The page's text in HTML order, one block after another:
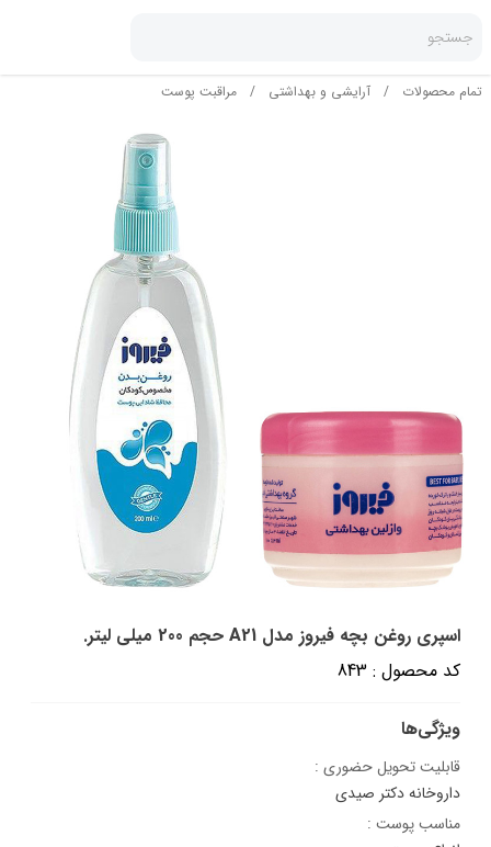
جستجو
تمام محصولات / آرایشی و بهداشتی / مراقبت پوست
اسپری روغن بچه فیروز مدل A21 حجم 200 میلی لیتر.
کد محصول : 843
ویژگی‌ها
قابلیت تحویل حضوری :
داروخانه دکتر صیدی
مناسب پوست :